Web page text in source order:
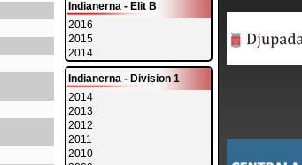
Indianerna - Elit B
2016
2015
2014
Indianerna - Division 1
2014
2013
2012
2011
2010